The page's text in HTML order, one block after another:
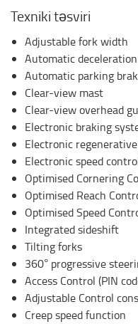
Texniki təsviri
Adjustable fork width
Automatic deceleration
Automatic parking
Clear-view mast
Clear-view overhead
Electronic braking
Electronic
Electronic speed
Optimised Cornering
Optimised Reach
Optimised Speed
Integrated sideshift
Tilting forks
360° progressive
Access Control (PIN
Adjustable Control
Creep speed function